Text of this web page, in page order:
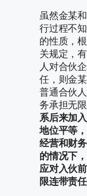
虽然金某
行过程不
的性质，
关规定，
人对合伙
任，则金
普通合伙
务承担无
系后来加
地位平等
经营和财
的情况下
应对入伙
限连带责任